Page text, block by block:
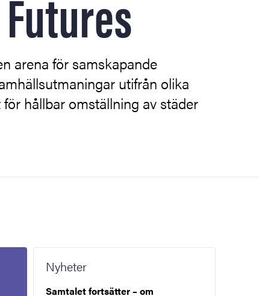
arena för samskapande
utifrån olika
hållbar omställning av städer
Nyheter
Samtalet fortsätter – om